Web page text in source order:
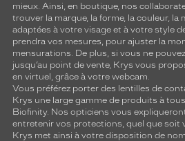
mieux. Ainsi, en boutique, nos
trouver la marque, la forme, la couleur, la
adaptées à votre visage et à votre style
prendra vos mesures, pour ajuster la
mensurations. De plus, si vous ne
jusqu’au point de vente, Krys vous
en virtuel, grâce à votre webcam.
Vous préférez porter des lentilles de
Krys une large gamme de produits à
Biofinity. Nos opticiens vous
entretenir vos protections, quel que soit
Krys met ainsi à votre disposition de